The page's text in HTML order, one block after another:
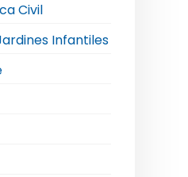
Civil
Infantiles